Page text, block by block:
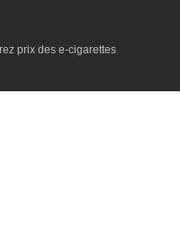
prix des e-cigarettes